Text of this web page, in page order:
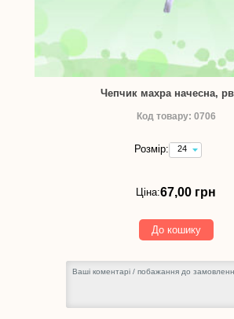
Чепчик махра начесна,
Код товару: 0706
Розмір:
24
(зріст
-
грн
Ціна:67,00 грн
До кошику